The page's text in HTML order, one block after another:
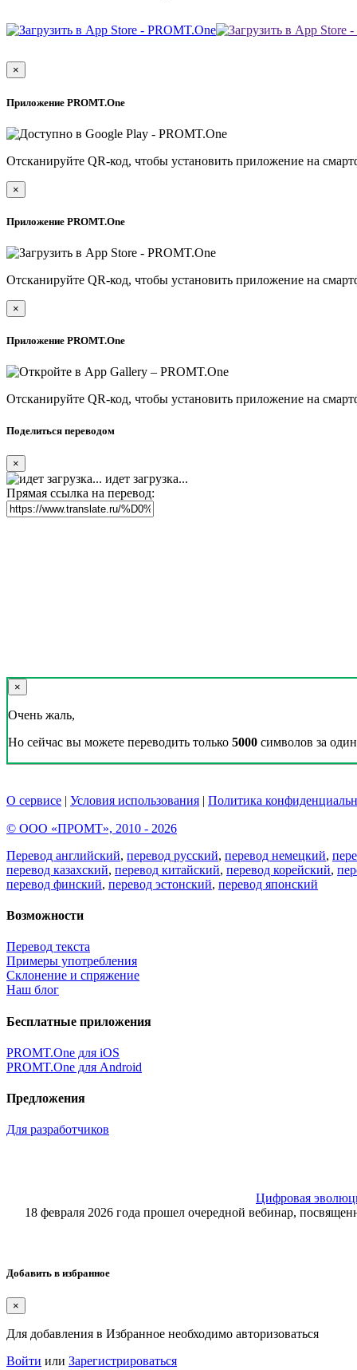
×
Приложение PROMT.One
Отсканируйте QR-код, чтобы установить приложение на
×
Приложение PROMT.One
Отсканируйте QR-код, чтобы установить приложение на
×
Приложение PROMT.One
Отсканируйте QR-код, чтобы установить приложение на
Поделиться переводом
×
идет загрузка...
Прямая ссылка на перевод:
×
Очень жаль,
Но сейчас вы можете переводить только 5000 символов за
О сервисе | Условия использования | Политика
© ООО «ПРОМТ», 2010 - 2026
Перевод английский, перевод русский, перевод немецкий,
перевод казахский, перевод китайский, перевод корейский,
перевод финский, перевод эстонский, перевод японский
Возможности
Перевод текста
Примеры употребления
Склонение и спряжение
Наш блог
Бесплатные приложения
PROMT.One для iOS
PROMT.One для Android
Предложения
Для разработчиков
Цифровая
18 февраля 2026 года прошел очередной вебинар,
Добавить в избранное
×
Для добавления в Избранное необходимо авторизоваться
Войти или Зарегистрироваться